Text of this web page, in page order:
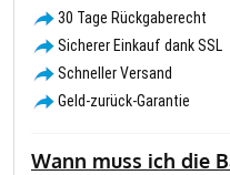
30 Tage Rückgaberecht
Sicherer Einkauf dank SSL
Schneller Versand
Geld-zurück-Garantie
Wann muss ich die